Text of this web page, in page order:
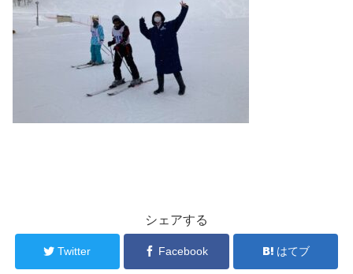
シェアする
Twitter Facebook はてブ